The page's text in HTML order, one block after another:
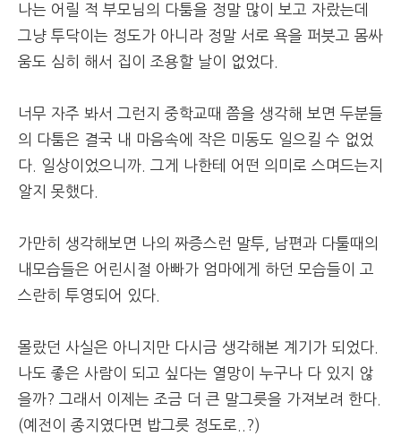
나는 어릴 적 부모님의 다툼을 정말 많이 보고 자랐는데
그냥 투닥이는 정도가 아니라 정말 서로 욕을 퍼붓고 몸싸
움도 심히 해서 집이 조용할 날이 없었다.
너무 자주 봐서 그런지 중학교때 쯤을 생각해 보면 두분들
의 다툼은 결국 내 마음속에 작은 미동도 일으킬 수 없었
다. 일상이었으니까. 그게 나한테 어떤 의미로 스며드는지
알지 못했다.
가만히 생각해보면 나의 짜증스런 말투, 남편과 다툴때의
내모습들은 어린시절 아빠가 엄마에게 하던 모습들이 고
스란히 투영되어 있다.
몰랐던 사실은 아니지만 다시금 생각해본 계기가 되었다.
나도 좋은 사람이 되고 싶다는 열망이 누구나 다 있지 않
을까? 그래서 이제는 조금 더 큰 말그릇을 가져보려 한다.
(예전이 종지였다면 밥그릇 정도로..?)